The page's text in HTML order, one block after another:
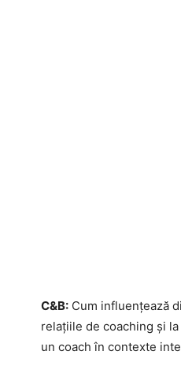
C&B: Cum influențează
relațiile de coaching și
un coach în contexte